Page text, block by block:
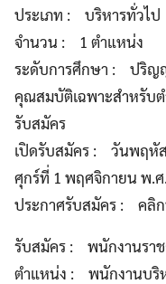
ประเภท : บริหารทั่วไป
จำนวน : 1 ตำแหน่ง
ระดับการศึกษา : ปริญ
คุณสมบัติเฉพาะสำหรับ
รับสมัคร
เปิดรับสมัคร : วันพฤหั
ศุกร์ที่ 1 พฤศจิกายน พ.ศ
ประกาศรับสมัคร : คลิ
รับสมัคร : พนักงาน
ตำแหน่ง : พนักงานบริ